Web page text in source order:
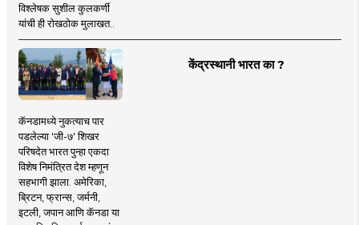
विश्लेषक सुशील कुलकर्णी
यांची ही रोखठोक मुलाखत..
केंद्रस्थानी भारत का ?
कॅनडामध्ये नुकत्याच पार
पडलेल्या 'जी-७' शिखर
परिषदेत भारत पुन्हा एकदा
विशेष निमंत्रित देश म्हणून
सहभागी झाला. अमेरिका,
ब्रिटन, फ्रान्स, जर्मनी,
इटली, जपान आणि कॅनडा या